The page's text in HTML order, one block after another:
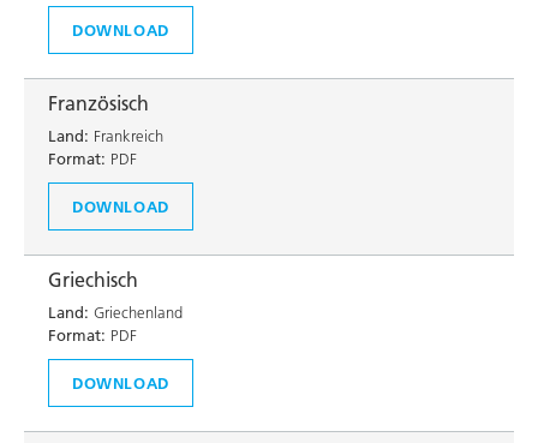
DOWNLOAD
Französisch
Land: Frankreich
Format: PDF
DOWNLOAD
Griechisch
Land: Griechenland
Format: PDF
DOWNLOAD